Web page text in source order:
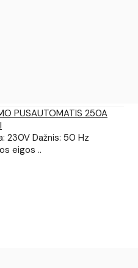
PUSAUTOMATIS 250A
230V Dažnis: 50 Hz
eigos ..